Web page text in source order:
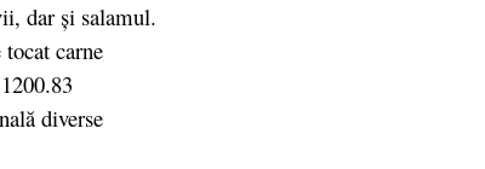
dar și salamul.